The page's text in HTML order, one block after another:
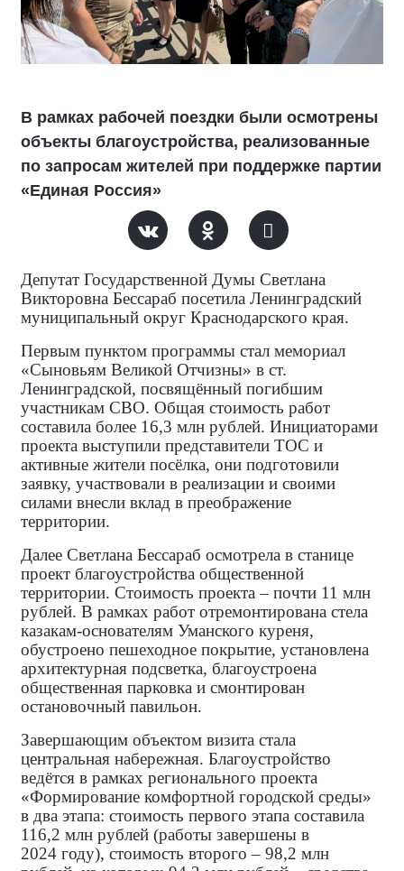
В рамках рабочей поездки были осмотрены
объекты благоустройства, реализованные
по запросам жителей при поддержке партии
«Единая Россия»
Депутат Государственной Думы Светлана
Викторовна Бессараб посетила Ленинградский
муниципальный округ Краснодарского края.
Первым пунктом программы стал мемориал
«Сыновьям Великой Отчизны» в ст.
Ленинградской, посвящённый погибшим
участникам СВО. Общая стоимость работ
составила более 16,3 млн рублей. Инициаторами
проекта выступили представители ТОС и
активные жители посёлка, они подготовили
заявку, участвовали в реализации и своими
силами внесли вклад в преображение
территории.
Далее Светлана Бессараб осмотрела в станице
проект благоустройства общественной
территории. Стоимость проекта – почти 11 млн
рублей. В рамках работ отремонтирована стела
казакам‑основателям Уманского куреня,
обустроено пешеходное покрытие, установлена
архитектурная подсветка, благоустроена
общественная парковка и смонтирован
остановочный павильон.
Завершающим объектом визита стала
центральная набережная. Благоустройство
ведётся в рамках регионального проекта
«Формирование комфортной городской среды»
в два этапа: стоимость первого этапа составила
116,2 млн рублей (работы завершены в
2024 году), стоимость второго – 98,2 млн